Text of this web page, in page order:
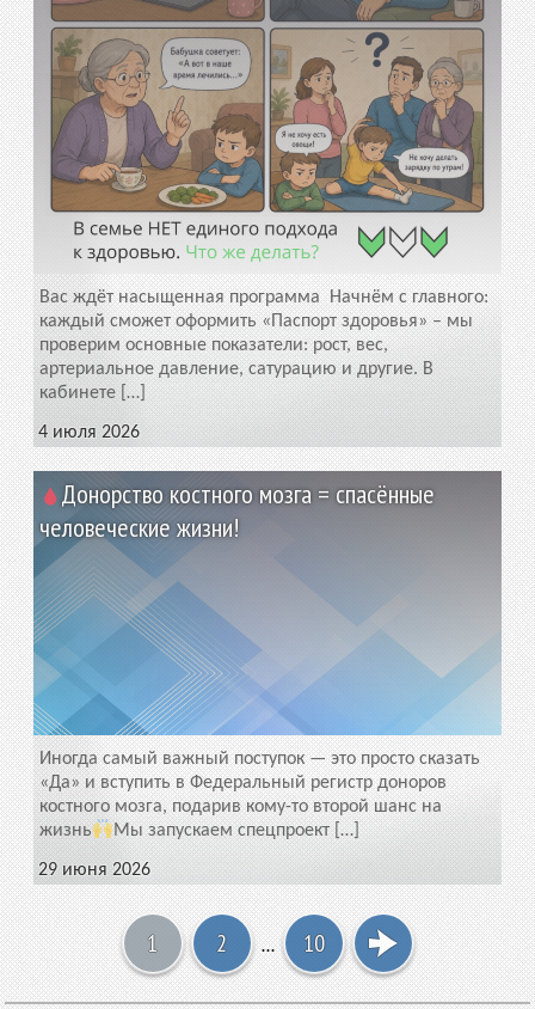
4 июля 2026
Вас ждёт насыщенная программа Начнём с главного:
каждый сможет оформить «Паспорт здоровья» – мы
проверим основные показатели: рост, вес,
артериальное давление, сатурацию и другие. В
кабинете […]
Донорство костного мозга = спасённые
человеческие жизни!
29 июня 2026
Иногда самый важный поступок — это просто сказать
«Да» и вступить в Федеральный регистр доноров
костного мозга, подарив кому-то второй шанс на
жизнь
Мы запускаем спецпроект […]
1 2 … 10